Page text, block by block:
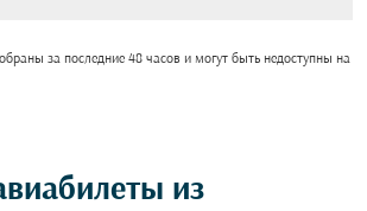
за последние 48 часов и могут быть недоступны на
из